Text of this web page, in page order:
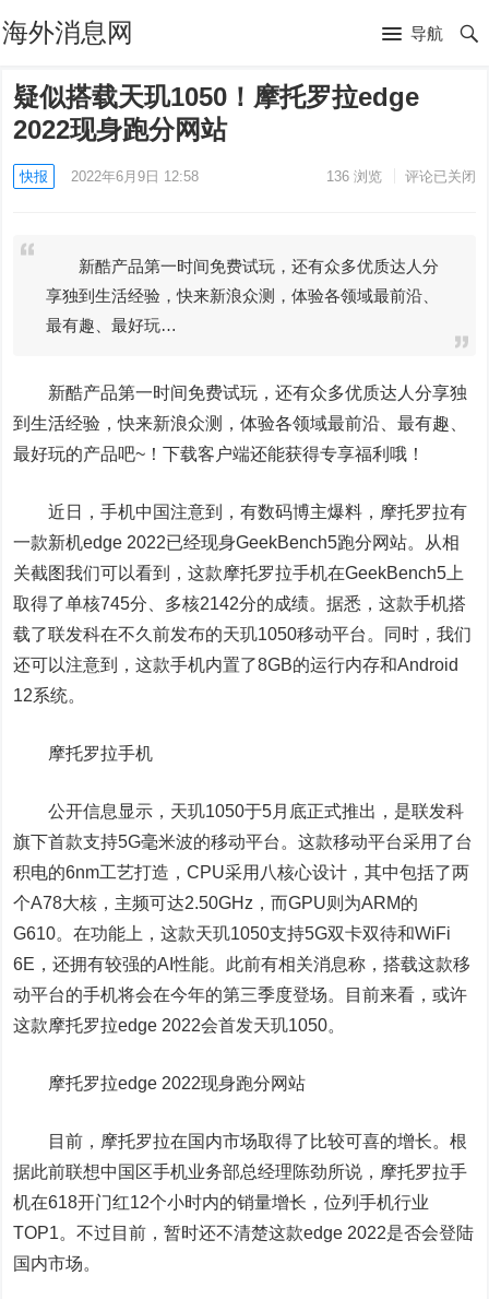
海外消息网 导航
疑似搭载天玑1050！摩托罗拉edge
2022现身跑分网站
快报 2022年6月9日 12:58 136浏览 评论已关闭
新酷产品第一时间免费试玩，还有众多优质达人分
享独到生活经验，快来新浪众测，体验各领域最前沿、
最有趣、最好玩…
新酷产品第一时间免费试玩，还有众多优质达人分享独
到生活经验，快来新浪众测，体验各领域最前沿、最有趣、
最好玩的产品吧~！下载客户端还能获得专享福利哦！
近日，手机中国注意到，有数码博主爆料，摩托罗拉有
一款新机edge 2022已经现身GeekBench5跑分网站。从相
关截图我们可以看到，这款摩托罗拉手机在GeekBench5上
取得了单核745分、多核2142分的成绩。据悉，这款手机搭
载了联发科在不久前发布的天玑1050移动平台。同时，我们
还可以注意到，这款手机内置了8GB的运行内存和Android
12系统。
摩托罗拉手机
公开信息显示，天玑1050于5月底正式推出，是联发科
旗下首款支持5G毫米波的移动平台。这款移动平台采用了台
积电的6nm工艺打造，CPU采用八核心设计，其中包括了两
个A78大核，主频可达2.50GHz，而GPU则为ARM的
G610。在功能上，这款天玑1050支持5G双卡双待和WiFi
6E，还拥有较强的AI性能。此前有相关消息称，搭载这款移
动平台的手机将会在今年的第三季度登场。目前来看，或许
这款摩托罗拉edge 2022会首发天玑1050。
摩托罗拉edge 2022现身跑分网站
目前，摩托罗拉在国内市场取得了比较可喜的增长。根
据此前联想中国区手机业务部总经理陈劲所说，摩托罗拉手
机在618开门红12个小时内的销量增长，位列手机行业
TOP1。不过目前，暂时还不清楚这款edge 2022是否会登陆
国内市场。